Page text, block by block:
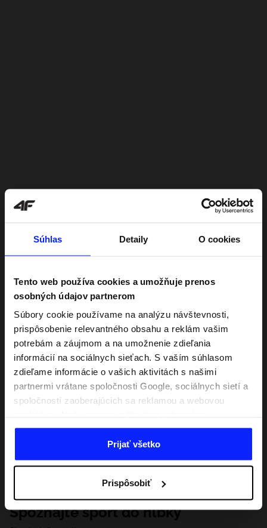
Súhlas Detaily O cookies
Tento web používa cookies a umožňuje prenos
osobných údajov partnerom
Súbory cookie používame na analýzu návštevnosti,
prispôsobenie relevantného obsahu a reklám vašim
potrebám a záujmom a na umožnenie zdieľania
informácií na sociálnych sieťach. S vaším súhlasom
zdieľame informácie o vašich aktivitách s našimi
partnermi vrátane spoločnosti Google, sociálnych sietí a
spoločností zaoberajúcich sa reklamou a webovou
kombinovať s inými, ktoré poskytnete mimo tejto
webovej stránky, ako aj s údajmi, ktoré získajú v
dôsledku vášho používania ich služieb. S vaším
našim partnerom, aby sme zacielili a zlepšili spôsob
zobrazovania online reklamy, vykonali analytický
prieskum, upravili obsah a zlepšili riešenia ponúkané
Prijať všetko
Prispôsobiť
Spoznajte šport do hĺbky